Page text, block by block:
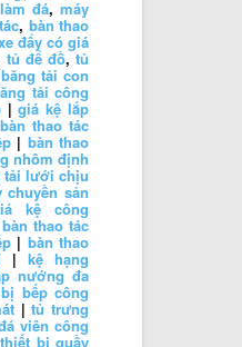
đá,máy
, bàn thao
đẩy có giá
tủ để đồ,tủ
băng tải con
tải công
|giá kệ lắp
bàn thao tác
| bàn thao
nhôm định
tải lưới chịu
chuyền sản
kệ công
bàn thao tác
| bàn thao
| kệ hạng
nướng đa
bếp công
|tủ trưng
viên công
thiết bị quầy